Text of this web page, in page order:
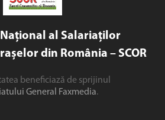
al Salariaților
din România – SCOR
beneficiază de sprijinul
General Faxmedia.